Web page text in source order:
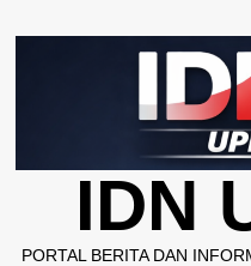
to
IDN
PORTAL BERITA DAN